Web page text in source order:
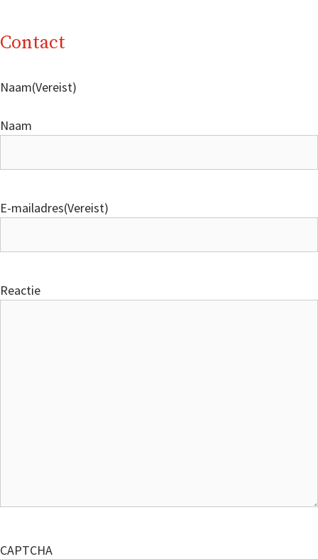
Contact
Naam(Vereist)
Naam
E-mailadres(Vereist)
Reactie
CAPTCHA